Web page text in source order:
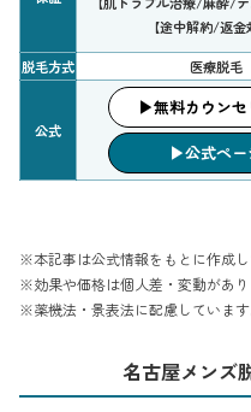
【途中解約/返金
脱毛方式 医療脱毛
公式
▶︎無料カウンセ
▶︎公式ペー
※本記事は公式情報をもとに作成し
※効果や価格は個人差・変動があり
※薬機法・景表法に配慮しています
名古屋メンズ